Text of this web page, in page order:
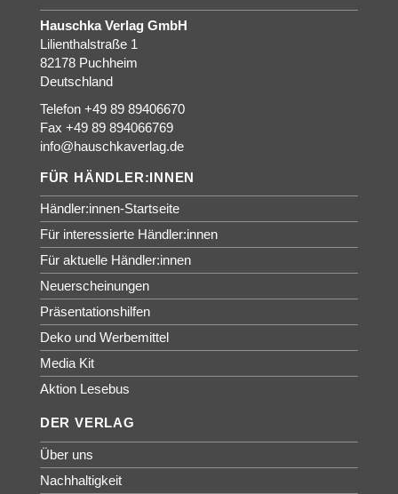
Hauschka Verlag GmbH
Lilienthalstraße 1
82178 Puchheim
Deutschland
Telefon +49 89 89406670
Fax +49 89 894066769
info@hauschkaverlag.de
FÜR HÄNDLER:INNEN
Händler:innen-Startseite
Für interessierte Händler:innen
Für aktuelle Händler:innen
Neuerscheinungen
Präsentationshilfen
Deko und Werbemittel
Media Kit
Aktion Lesebus
DER VERLAG
Über uns
Nachhaltigkeit